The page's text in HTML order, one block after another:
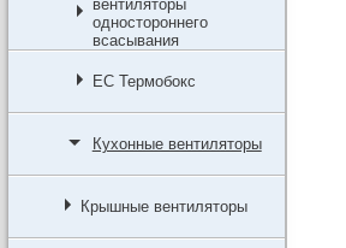
вентиляторы
одностороннего
всасывания
EC Термобокс
Кухонные вентиляторы
Крышные вентиляторы